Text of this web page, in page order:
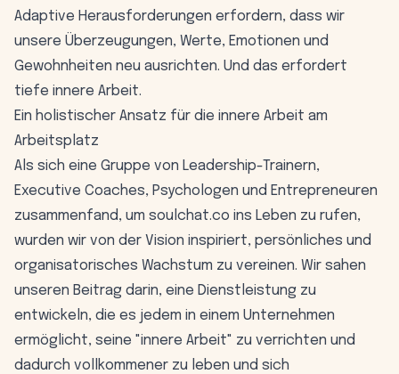
Adaptive Herausforderungen erfordern, dass wir
unsere Überzeugungen, Werte, Emotionen und
Gewohnheiten neu ausrichten. Und das erfordert
tiefe innere Arbeit.
Ein holistischer Ansatz für die innere Arbeit am
Arbeitsplatz
Als sich eine Gruppe von Leadership-Trainern,
Executive Coaches, Psychologen und Entrepreneuren
zusammenfand, um soulchat.co ins Leben zu rufen,
wurden wir von der Vision inspiriert, persönliches und
organisatorisches Wachstum zu vereinen. Wir sahen
unseren Beitrag darin, eine Dienstleistung zu
entwickeln, die es jedem in einem Unternehmen
ermöglicht, seine "innere Arbeit" zu verrichten und
dadurch vollkommener zu leben und sich